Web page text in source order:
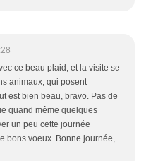
ce beau plaid, et la visite se
animaux, qui posent
est bien beau, bravo. Pas de
quand même quelques
un peu cette journée
bons voeux. Bonne journée,